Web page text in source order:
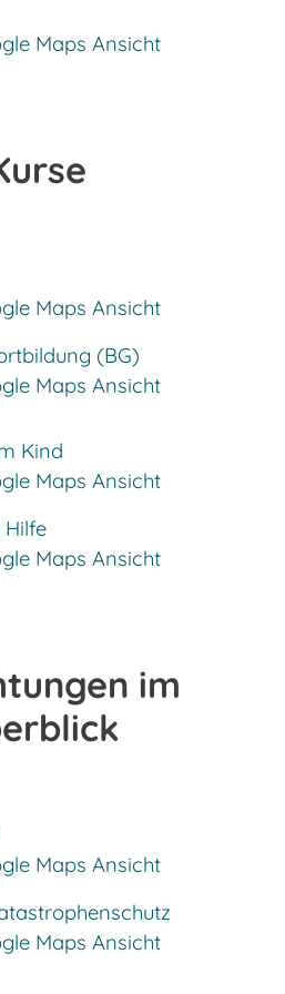
Maps Ansicht
Maps Ansicht
(BG)
Maps Ansicht
Kind
Maps Ansicht
Hilfe
Maps Ansicht
im
Maps Ansicht
Maps Ansicht